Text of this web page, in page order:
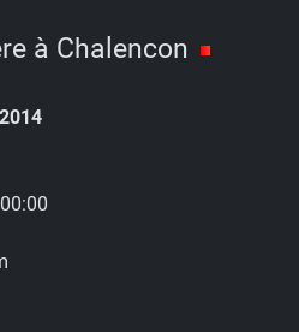
à Chalencon